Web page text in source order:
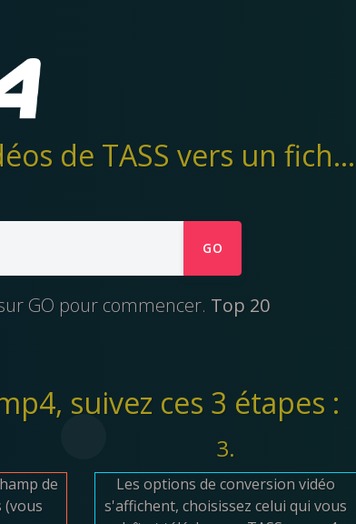
Ymp4 permet de télécharger des vidéos de TASS vers un fichier mp4
GO
GO pour commencer. Top 20
suivez ces 3 étapes :
de
(vous
3.
Les options de conversion vidéo
s'affichent, choisissez celui qui vous